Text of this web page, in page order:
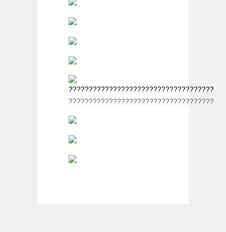
????????????????????????????????????